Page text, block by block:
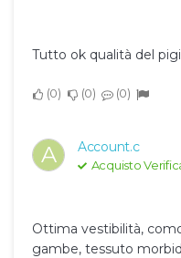
Tutto ok qualità del
0 0 0
A Account.c
Acquisto
Ottima vestibilità,
gambe, tessuto